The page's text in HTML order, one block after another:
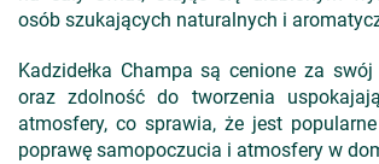
osób szukających naturalnych i
Kadzidełka Champa są cenione za
oraz zdolność do tworzenia
atmosfery, co sprawia, że jest
poprawę samopoczucia i atmosfery w